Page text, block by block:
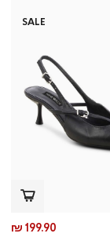
SALE
199.90 ₪